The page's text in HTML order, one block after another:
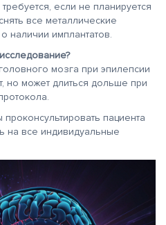
если не планируется
все металлические
наличии имплантатов.
мозга при эпилепсии
но может длиться дольше при
пациента
на все индивидуальные